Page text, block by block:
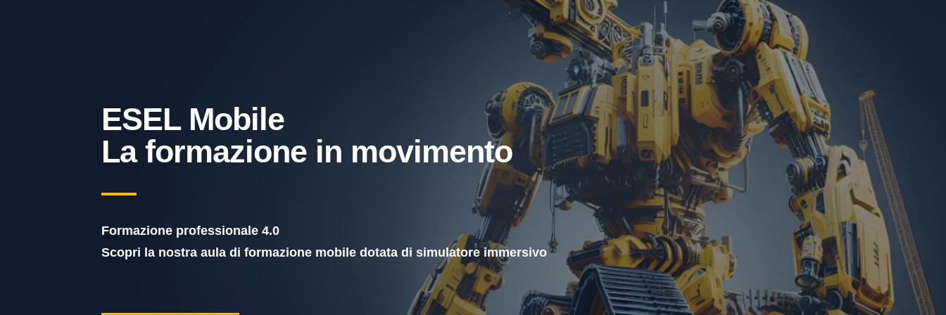
ESEL Mobile
La formazione in movimento
Formazione professionale 4.0
Scopri la nostra aula di formazione mobile dotata di simulatore immersivo